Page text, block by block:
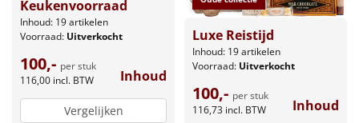
Keukenvoorraad
Inhoud: 19 artikelen
Voorraad: Uitverkocht
100,- per stuk
116,00 incl. BTW Inhoud
Vergelijken
Luxe Reistijd
Inhoud: 19 artikelen
Voorraad: Uitverkocht
100,- per stuk
116,73 incl. BTW Inhoud